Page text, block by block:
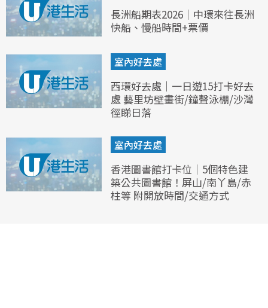
長洲船期表2026｜中環來往長洲
快船、慢船時間+票價
室內好去處
西環好去處｜一日遊15打卡好去
處 藝里坊壁畫街/鐘聲泳棚/沙灣
徑睇日落
室內好去處
香港圖書館打卡位｜5個特色建
築公共圖書館！屏山/南丫島/赤
柱等 附開放時間/交通方式